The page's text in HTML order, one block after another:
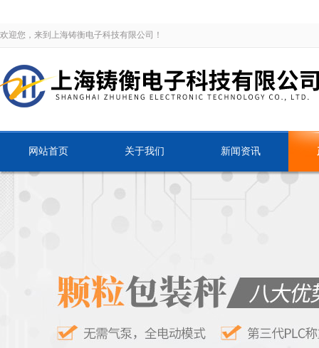
欢迎您，来到上海铸衡电子科技有限公司！
网站首页 关于我们 新闻资讯